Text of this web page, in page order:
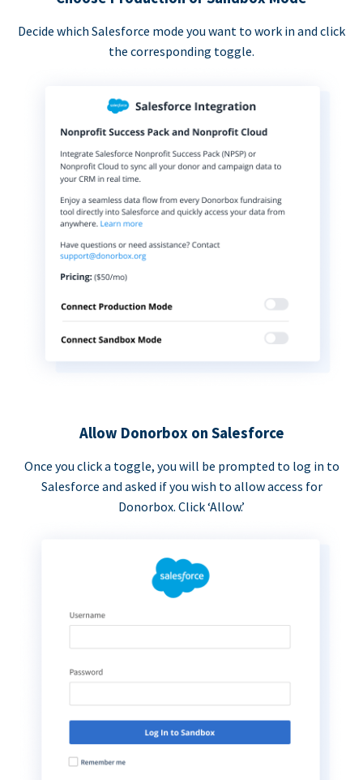
Decide which Salesforce mode you want to work in and click
the corresponding toggle.
Allow Donorbox on Salesforce
Once you click a toggle, you will be prompted to log in to
Salesforce and asked if you wish to allow access for
Donorbox. Click ‘Allow.’